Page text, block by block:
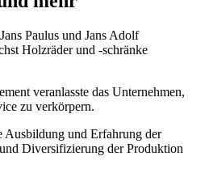
Paulus und Jans Adolf
Holzräder und -schränke
veranlasste das Unternehmen,
zu verkörpern.
Ausbildung und Erfahrung der
Diversifizierung der Produktion